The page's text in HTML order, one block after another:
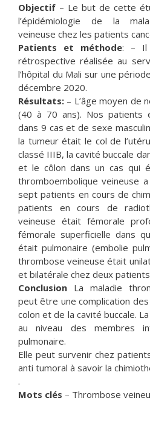
Objectif – Le but de cette
l’épidémiologie de la
veineuse chez les patients
Patients et méthode: – Il
rétrospective réalisée au
l’hôpital du Mali sur une
décembre 2020.
Résultats: – L’âge moyen de
(40 à 70 ans). Nos patients
dans 9 cas et de sexe
la tumeur était le col de
classé IIIB, la cavité buccale
et le côlon dans un cas qui
thromboembolique veineuse
sept patients en cours de
patients en cours de
veineuse était fémorale
fémorale superficielle dans
était pulmonaire (embolie
thrombose veineuse était
et bilatérale chez deux
Conclusion La maladie
peut être une complication
colon et de la cavité buccale.
au niveau des membres
pulmonaire.
Elle peut survenir chez
anti tumoral à savoir la
.
Mots clés – Thrombose